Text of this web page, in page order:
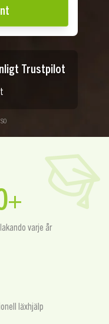
Trustpilot
varje år
läxhjälp